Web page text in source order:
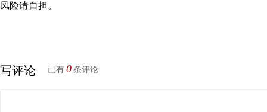
风险请自担。
写评论 已有 0 条评论